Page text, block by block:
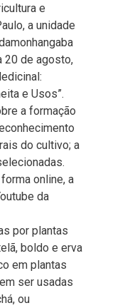
e
a unidade
20 de agosto,
e Usos”.
a formação
do cultivo; a
online, a
da
por plantas
boldo e erva
em plantas
ser usadas
ou